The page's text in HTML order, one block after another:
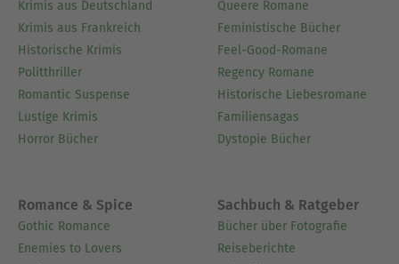
Krimis aus Deutschland
Krimis aus Frankreich
Historische Krimis
Politthriller
Romantic Suspense
Lustige Krimis
Horror Bücher
Queere Romane
Feministische Bücher
Feel-Good-Romane
Regency Romane
Historische Liebesromane
Familiensagas
Dystopie Bücher
Romance & Spice
Gothic Romance
Enemies to Lovers
Sachbuch & Ratgeber
Bücher über Fotografie
Reiseberichte